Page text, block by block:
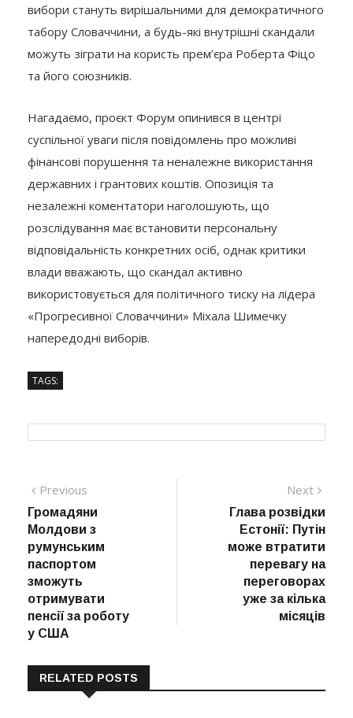
вибори стануть вирішальними для демократичного
табору Словаччини, а будь-які внутрішні скандали
можуть зіграти на користь прем’єра Роберта Фіцо
та його союзників.
Нагадаємо, проєкт Форум опинився в центрі
суспільної уваги після повідомлень про можливі
фінансові порушення та неналежне використання
державних і грантових коштів. Опозиція та
незалежні коментатори наголошують, що
розслідування має встановити персональну
відповідальність конкретних осіб, однак критики
влади вважають, що скандал активно
використовується для політичного тиску на лідера
«Прогресивної Словаччини» Міхала Шимечку
напередодні виборів.
TAGS:
Навігація
записів
Previous
post:
Громадяни
Молдови з
румунським
паспортом
зможуть
отримувати
пенсії за роботу
у США
Next
Глава розвідки
Естонії: Путін
може втратити
перевагу на
переговорах
уже за кілька
місяців
RELATED POSTS